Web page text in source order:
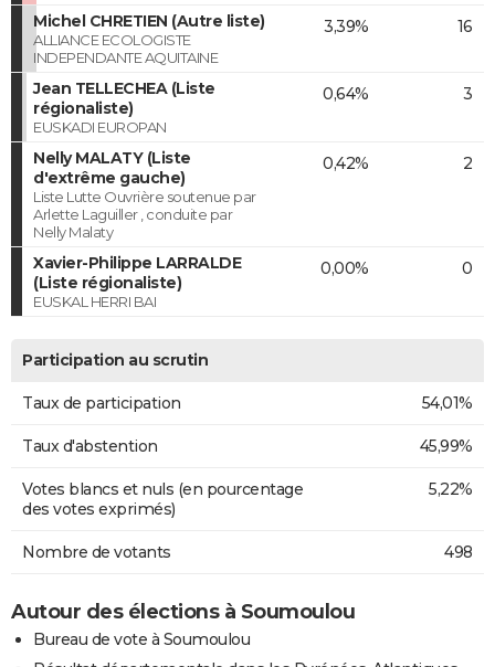
Michel CHRETIEN (Autre liste)
ALLIANCE ECOLOGISTE
INDEPENDANTE AQUITAINE
3,39% 16
Jean TELLECHEA (Liste
régionaliste)
EUSKADI EUROPAN
0,64% 3
Nelly MALATY (Liste
d'extrême gauche)
Liste Lutte Ouvrière soutenue par
Arlette Laguiller , conduite par
Nelly Malaty
0,42% 2
Xavier-Philippe LARRALDE
(Liste régionaliste)
EUSKAL HERRI BAI
0,00% 0
Participation au scrutin
Taux de participation 54,01%
Taux d'abstention 45,99%
Votes blancs et nuls (en pourcentage
des votes exprimés)
5,22%
Nombre de votants 498
Autour des élections à Soumoulou
Bureau de vote à Soumoulou